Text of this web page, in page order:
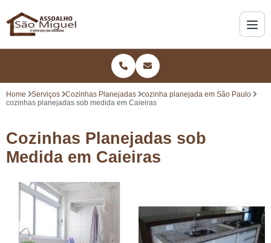
Home Serviços Cozinhas Planejadas
cozinha planejada em São Paulo
cozinhas planejadas sob medida em Caieiras
Cozinhas Planejadas sob
Medida em Caieiras